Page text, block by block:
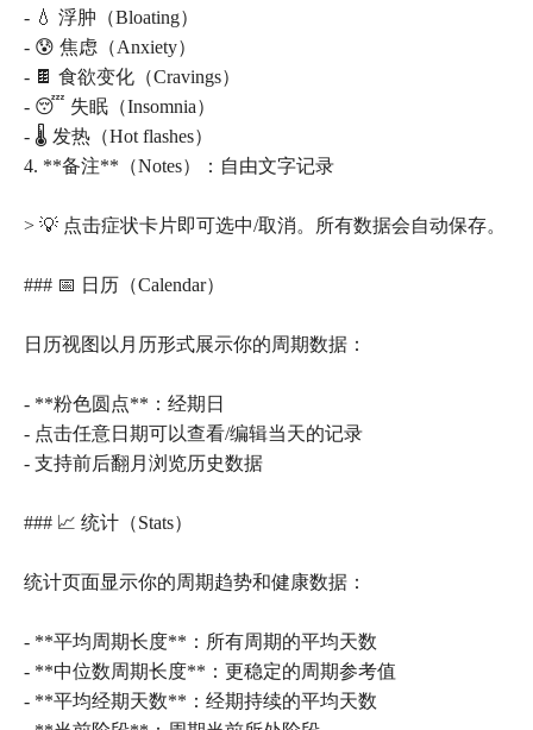
- 💧 浮肿（Bloating）
- 😰 焦虑（Anxiety）
- 🍫 食欲变化（Cravings）
- 😴 失眠（Insomnia）
- 🌡️ 发热（Hot flashes）
4. **备注**（Notes）：自由文字记录
> 💡 点击症状卡片即可选中/取消。所有数据会自动保存。
### 📅 日历（Calendar）
日历视图以月历形式展示你的周期数据：
- **粉色圆点**：经期日
- 点击任意日期可以查看/编辑当天的记录
- 支持前后翻月浏览历史数据
### 📈 统计（Stats）
统计页面显示你的周期趋势和健康数据：
- **平均周期长度**：所有周期的平均天数
- **中位数周期长度**：更稳定的周期参考值
- **平均经期天数**：经期持续的平均天数